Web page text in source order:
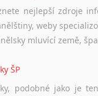
nejlepší zdroje
weby
ŠP
podobné jako je